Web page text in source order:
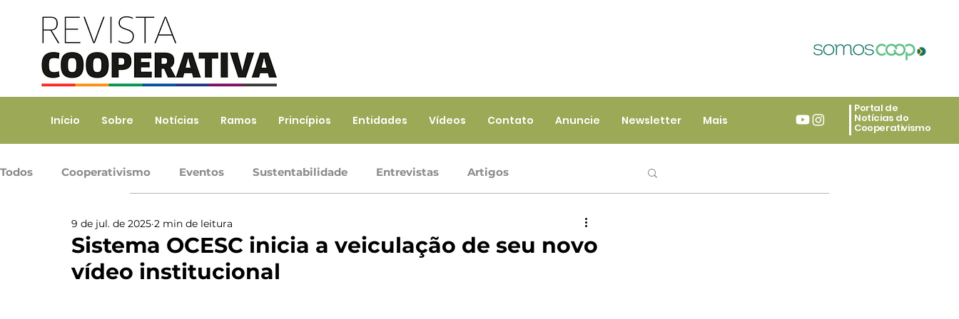
Início Sobre Notícias Ramos Princípios Entidades Vídeos Contato Anuncie Newsletter Mais
Portal de
Notícias do
Cooperativismo
Todos Cooperativismo Eventos Sustentabilidade Entrevistas Artigos
Ramo Agropecuário Ramo Consumo Ramo Saúde
Sistema OCESC inicia a veiculação de seu novo
vídeo institucional
9 de jul. de 2025 2 min de leitura